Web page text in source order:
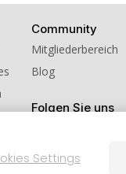
Community
Mitgliederbereich
Blog
Folgen Sie uns
Settings